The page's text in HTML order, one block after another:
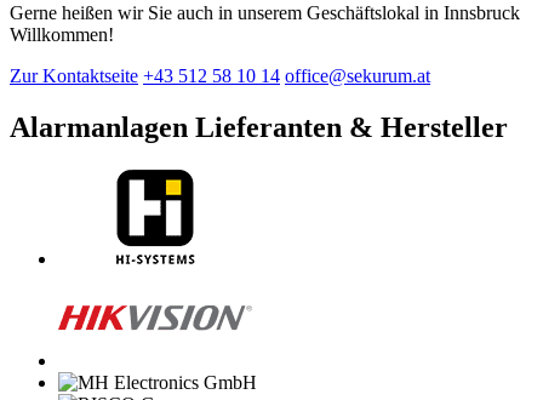
Gerne heißen wir Sie auch in unserem Geschäftslokal in Innsbruck
Willkommen!
Zur Kontaktseite +43 512 58 10 14 office@sekurum.at
Alarmanlagen Lieferanten & Hersteller